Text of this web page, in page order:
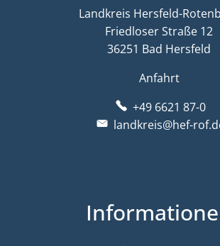
Landkreis Hersfeld-
Friedloser Straße 12
36251 Bad Hersfeld
Anfahrt
+49 6621 87-0
landkreis@hef-